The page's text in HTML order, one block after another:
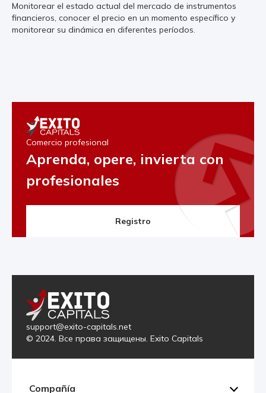
Monitorear el estado actual del mercado de instrumentos
financieros, conocer el precio en un momento específico y
monitorear su dinámica en diferentes períodos.
Comercio profesional
Aprenda, opere, invierta con
profesionales
Registro
support@exito-capitals.net
© 2024. Все права защищены. Exito Capitals
Compañía